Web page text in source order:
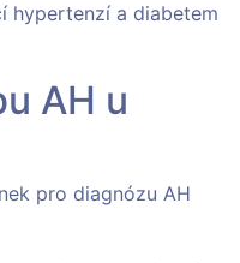
hypertenzí a diabetem
AH u
pro diagnózu AH